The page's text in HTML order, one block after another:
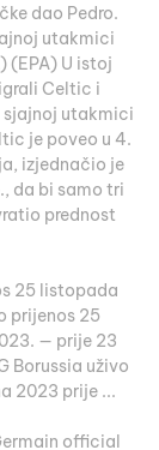
dao Pedro.
utakmici
(EPA) U istoj
Celtic i
sjajnoj utakmici
je poveo u 4.
izjednačio je
da bi samo tri
prednost
25 listopada
prijenos 25
— prije 23
Borussia uživo
2023 prije ...
official